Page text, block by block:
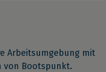
Arbeitsumgebung mit
von Bootspunkt.